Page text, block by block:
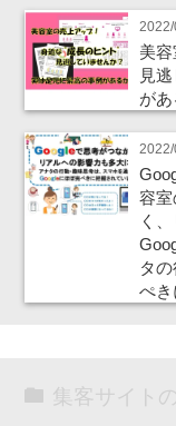
美
見
があ
容
く
タ
ぺき
集客サイト